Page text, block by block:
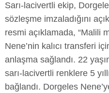
Sarı-lacivertli ekip,
sözleşme imzaladığını
resmi açıklamada, “Malili
Nene’nin kalıcı transferi
anlaşma sağlandı. 22
sarı-lacivertli renklere 5
bağlandı. Dorgeles